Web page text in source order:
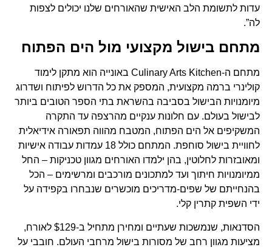
עדות לתשומת הלב האישית שהאורחים שלנו יכולים לצפות
לה”.
מתחם בישול מקצועי מול הים הפתוח
מתחם ה-Culinary Arts Kitchen באונייה הוא מתקן לימוד
קולינרי ברמה מקצועית, המספק את כל הדרוש לפיתוח ושדרוג
מיומנויות הבישול בסביבה בהשראת בתי הספר הטובים ביותר
לבישול בעולם. עם חלונות ענקיים מהרצפה עד התקרה
המשקיפים אל הים הפתוח, המטבח מהווה תפאורה אידיאלית
לחוויית בישול סוחפת. המתחם כולל 18 עמדות עבודה אישיות
ומאובזרות לחלוטין, בהן ילמדו האורחים מגוון טכניקות – החל
ממיומנויות חיתוך ועד למתכונים מורכבים ומרשימים – הכל
בהנחייתם של שפים-מדריכים מוכשרים שנבחרו בקפידה על
ידי השפית קתרין קלי.
הסדנאות, שנמשכות שעתיים ומחירן מתחיל ב-$129 לאורח,
מציעות מגוון רחב של מסורות בישול מרחבי העולם. חובבי על